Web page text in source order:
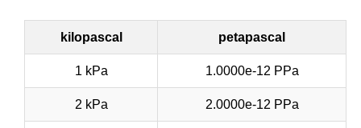
kilopascal petapascal
1 kPa 1.0000e-12 PPa
2 kPa 2.0000e-12 PPa